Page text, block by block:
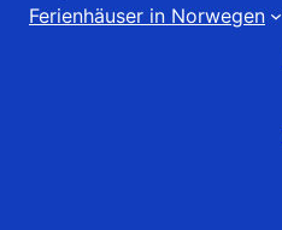
Ferienhäuser in Norwegen